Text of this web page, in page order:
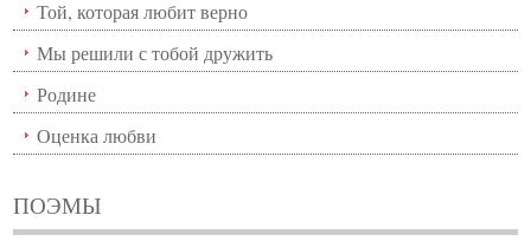
Той, которая любит верно
Мы решили с тобой дружить
Родине
Оценка любви
ПОЭМЫ